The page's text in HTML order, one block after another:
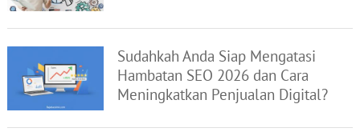
Sudahkah Anda Siap Mengatasi
Hambatan SEO 2026 dan Cara
Meningkatkan Penjualan Digital?